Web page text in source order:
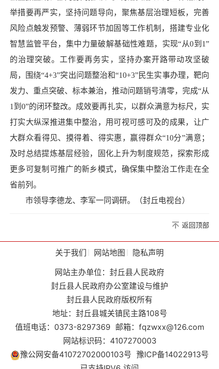
举措要再严实，坚持问题导向，聚焦基层治理短板，完善
风险点触发预警、薄弱环节加固等工作机制，搭建专业化
智慧监管平台，集中力量破解基础性难题，实现“从0到1”
的治理突破。工作要再务实，坚持办案开路带动攻坚破
局，围绕“4+3”突出问题整治和“10+3”民生实事办理，靶向
发力、重点突破、标本兼治，推动问题销号清零，完成“从
1到0”的闭环整改。成效要再扎实，以群众满意为标尺，实
打实大纵深推进集中整治，用可视可感可及的成果，让广
大群众看得见、摸得着、得实惠，赢得群众“10分”满意；
及时总结提炼基层经验，固化上升为制度规范，探索形成
更多可复制可推广的新乡模式，确保集中整治工作走在全
省前列。
市领导李德龙、李军一同调研。（封丘电视台）
返回顶部
关于我们 网站地图
隐私声明
网站主办单位：封丘县人民政府
封丘县人民政府办公室建设与维护
封丘县人民政府版权所有
地址：封丘县城关镇民主路108号
值班电话：0373-8297369 邮箱：fqzwxx@126.com
网站标识码：4107270003
豫公网安备41072702000103号 豫ICP备14022913号